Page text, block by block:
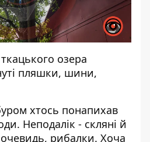
озера
пляшки, шини,
хтось понапихав
Неподалік - скляні й
рибалки. Хоча